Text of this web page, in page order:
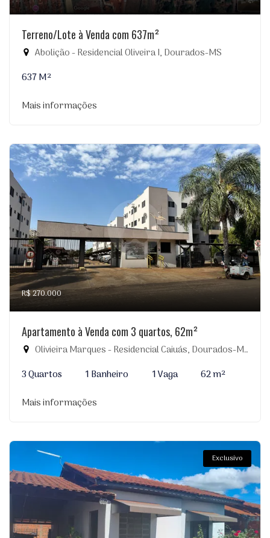
Terreno/Lote à Venda com 637m²
Abolição - Residencial Oliveira I, Dourados-MS
637 M²
Mais informações
R$ 270.000
Apartamento à Venda com 3 quartos, 62m²
Olivieira Marques - Residencial Caiuás, Dourados-MS
3 Quartos
1 Banheiro 1 Vaga
62 m²
Mais informações
Exclusivo